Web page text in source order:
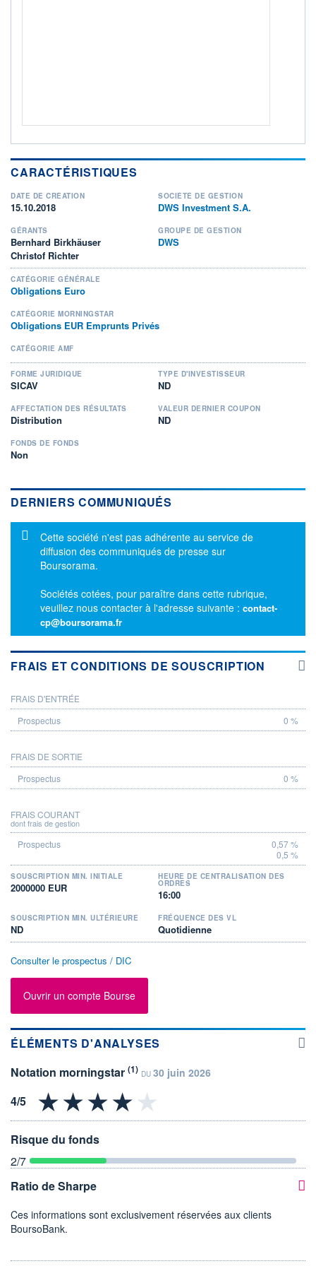
CARACTÉRISTIQUES
DATE DE CRÉATION
15.10.2018
SOCIÉTÉ DE GESTION
DWS Investment S.A.
GÉRANTS
Bernhard Birkhäuser
Christof Richter
GROUPE DE GESTION
DWS
CATÉGORIE GÉNÉRALE
Obligations Euro
CATÉGORIE MORNINGSTAR
Obligations EUR Emprunts Privés
CATÉGORIE AMF
FORME JURIDIQUE
SICAV
TYPE D'INVESTISSEUR
ND
AFFECTATION DES RÉSULTATS
Distribution
VALEUR DERNIER COUPON
ND
FONDS DE FONDS
Non
DERNIERS COMMUNIQUÉS
Message d'information
Cette société n'est pas adhérente au service de
diffusion des communiqués de presse sur
Boursorama.
Sociétés cotées, pour paraître dans cette rubrique,
veuillez nous contacter à l'adresse suivante : contact-
cp@boursorama.fr
FRAIS ET CONDITIONS DE SOUSCRIPTION
PROSPECTUS
FRAIS D'ENTRÉE
0 %
FRAIS DE SORTIE
0 %
FRAIS COURANT
dont frais de gestion
0,57 %
0,5 %
SOUSCRIPTION MIN. INITIALE
2000000 EUR
HEURE DE CENTRALISATION DES
ORDRES
16:00
SOUSCRIPTION MIN. ULTÉRIEURE
ND
FRÉQUENCE DES VL
Quotidienne
Consulter le prospectus / DIC
Ouvrir un compte Bourse
ÉLÉMENTS D'ANALYSES
Notation morningstar (1) DU 30 juin 2026
Risque du fonds
2/7
Ratio de Sharpe
Ces informations sont exclusivement réservées aux clients
BoursoBank.